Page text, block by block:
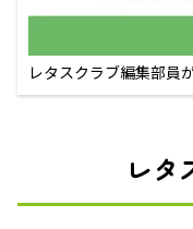
レタスクラブ編集部員
レタ